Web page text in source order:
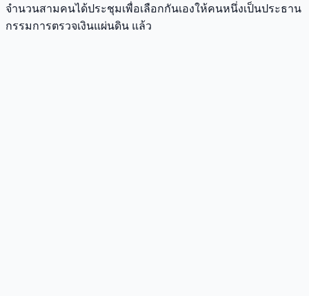
จำนวนสามคนได้ประชุมเพื่อเลือกกันเองให้คนหนึ่งเป็นประธาน
กรรมการตรวจเงินแผ่นดิน แล้ว